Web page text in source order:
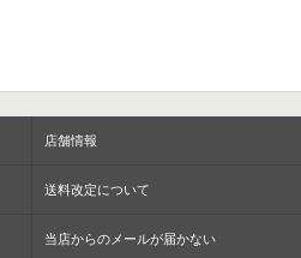
店舗情報
送料改定について
当店からのメールが届かない